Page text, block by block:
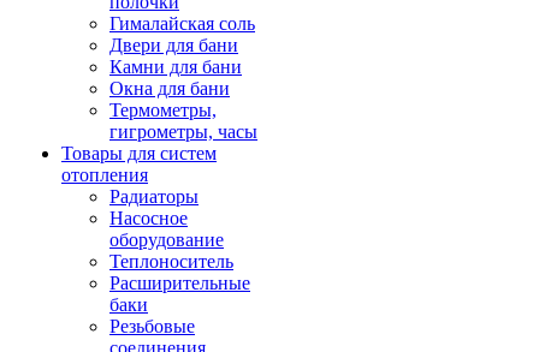
Гималайская соль
Двери для бани
Камни для бани
Окна для бани
Термометры,
гигрометры, часы
Товары для систем
отопления
Радиаторы
Насосное
оборудование
Теплоноситель
Расширительные
баки
Резьбовые
соединения